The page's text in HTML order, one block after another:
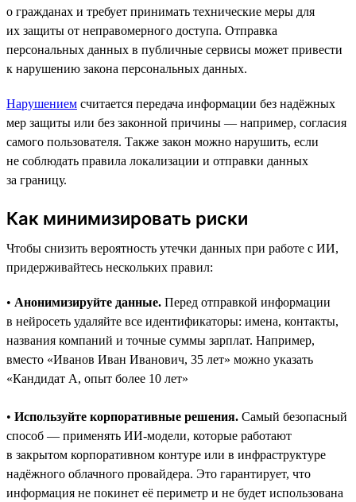
о гражданах и требует принимать технические меры для
их защиты от неправомерного доступа. Отправка
персональных данных в публичные сервисы может привести
к нарушению закона персональных данных.
Нарушением считается передача информации без надёжных
мер защиты или без законной причины — например, согласия
самого пользователя. Также закон можно нарушить, если
не соблюдать правила локализации и отправки данных
за границу.
Как минимизировать риски
Чтобы снизить вероятность утечки данных при работе с ИИ,
придерживайтесь нескольких правил:
• Анонимизируйте данные. Перед отправкой информации
в нейросеть удаляйте все идентификаторы: имена, контакты,
названия компаний и точные суммы зарплат. Например,
вместо «Иванов Иван Иванович, 35 лет» можно указать
«Кандидат А, опыт более 10 лет»
• Используйте корпоративные решения. Самый безопасный
способ — применять ИИ-модели, которые работают
в закрытом корпоративном контуре или в инфраструктуре
надёжного облачного провайдера. Это гарантирует, что
информация не покинет её периметр и не будет использована